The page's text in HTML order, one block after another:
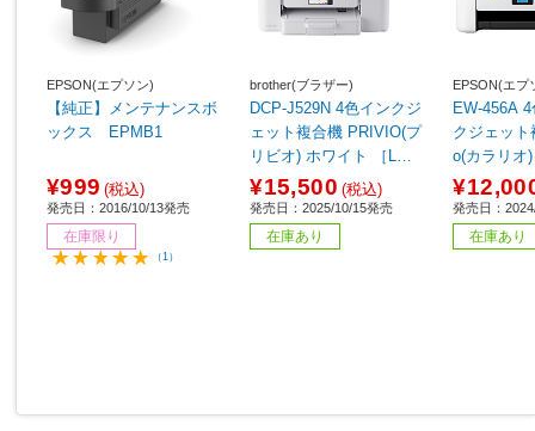
EPSON(エプソン)
【純正】メンテナンスボ
ックス EPMB1
¥999 (税込)
発売日：2016/10/13発売
在庫限り
（1）
brother(ブラザー)
DCP-J529N 4色インクジ
ェット複合機 PRIVIO(プ
リビオ) ホワイト ［L判
～A4］
¥15,500 (税込)
発売日：2025/10/15発売
在庫あり
EPSON(エプ
EW-456A
クジェッ
o(カラリオ
［カード
発売日：
在庫あり